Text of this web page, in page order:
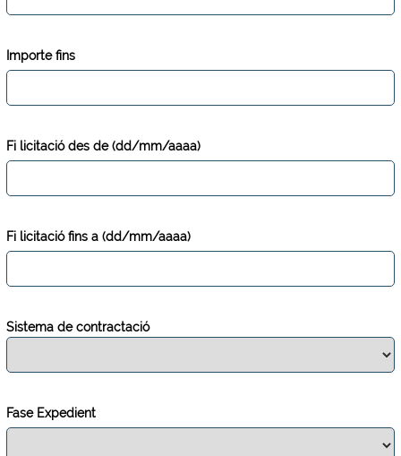
Importe fins
Fi licitació des de (dd/mm/aaaa)
Fi licitació fins a (dd/mm/aaaa)
Sistema de contractació
Fase Expedient